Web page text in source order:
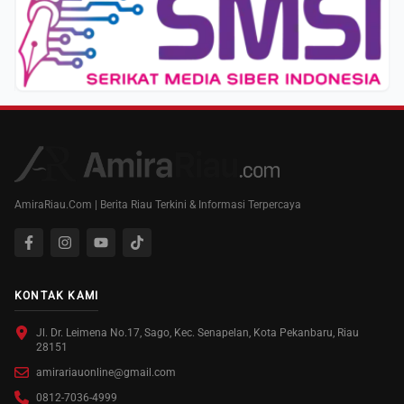
AmiraRiau.Com | Berita Riau Terkini & Informasi Terpercaya
KONTAK KAMI
Jl. Dr. Leimena No.17, Sago, Kec. Senapelan, Kota Pekanbaru, Riau
28151
amirariauonline@gmail.com
0812-7036-4999